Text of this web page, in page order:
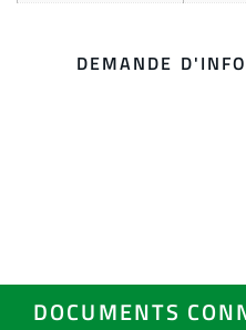
DEMANDE
DOCUMENTS